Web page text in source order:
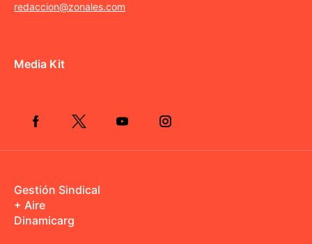
redaccion@zonales.com
Media Kit
Gestión Sindical
+ Aire
Dinamicarg